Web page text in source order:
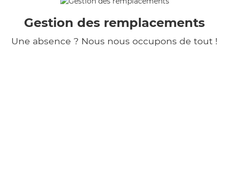
Gestion des remplacements
Une absence ? Nous nous occupons de tout !